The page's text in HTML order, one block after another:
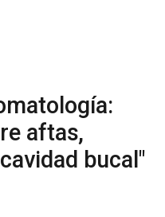
aftas,
bucal"